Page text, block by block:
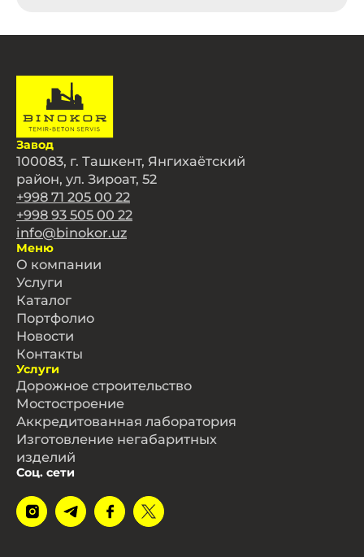
Завод
100083, г. Ташкент, Янгихаётский
район, ул. Зироат, 52
+998 71 205 00 22
+998 93 505 00 22
info@binokor.uz
Меню
О компании
Услуги
Каталог
Портфолио
Новости
Контакты
Услуги
Дорожное строительство
Мостостроение
Аккредитованная лаборатория
Изготовление негабаритных
изделий
Соц. сети